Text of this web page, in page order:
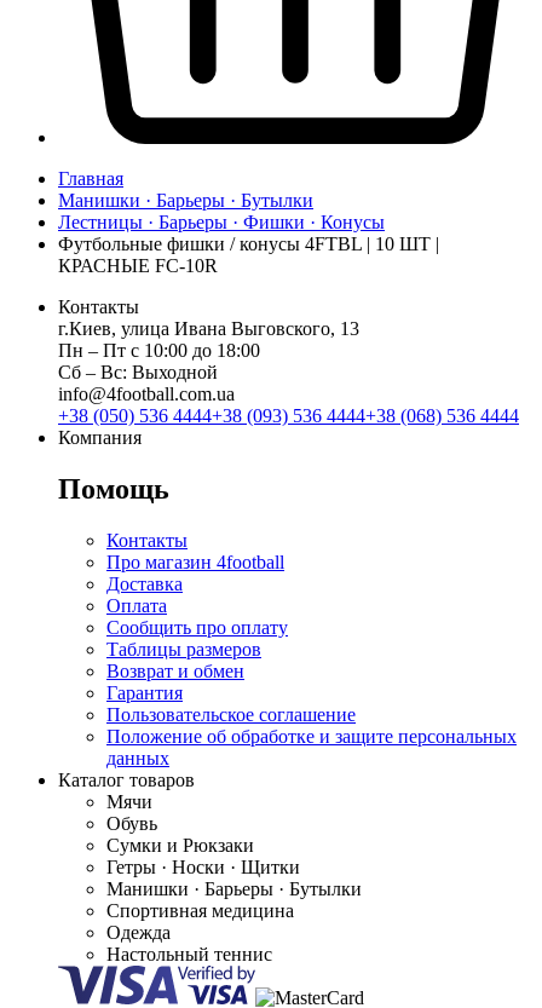
Главная
Манишки · Барьеры · Бутылки
Лестницы · Барьеры · Фишки · Конусы
Футбольные фишки / конусы 4FTBL | 10 ШТ |
КРАСНЫЕ FC-10R
Контакты
г.Киев, улица Ивана Выговского, 13
Пн ‒ Пт с 10:00 до 18:00
Сб ‒ Вс: Выходной
info@4football.com.ua
+38 (050) 536 4444+38 (093) 536 4444+38 (068) 536 4444
Компания
Помощь
Контакты
Про магазин 4football
Доставка
Оплата
Сообщить про оплату
Таблицы размеров
Возврат и обмен
Гарантия
Пользовательское соглашение
Положение об обработке и защите персональных
данных
Каталог товаров
Мячи
Обувь
Сумки и Рюкзаки
Гетры · Носки · Щитки
Манишки · Барьеры · Бутылки
Спортивная медицина
Одежда
Настольный теннис